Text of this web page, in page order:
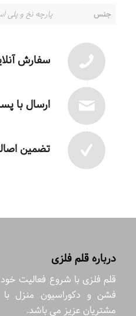
جنس
پارچه نخ و پلی
سفارش
ارسال با
تضمین
درباره قلم فلزی
فشن و دکوراسیون منزل
مشتریان عزیز می باشد.